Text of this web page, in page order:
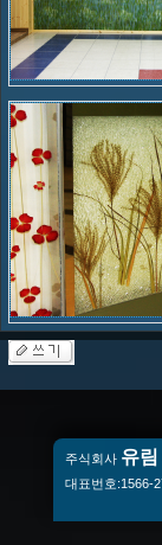
주식회사 유림
대표번호:1566-